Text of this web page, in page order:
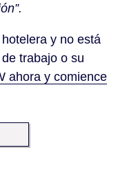
y no está
trabajo o su
ahora y comience